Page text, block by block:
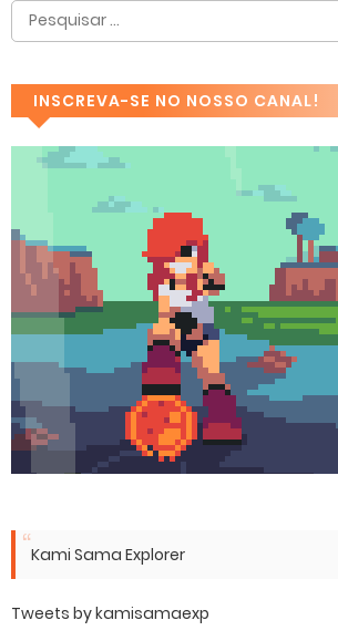
INSCREVA-SE NO NOSSO CANAL!
Kami Sama Explorer
Tweets by kamisamaexp